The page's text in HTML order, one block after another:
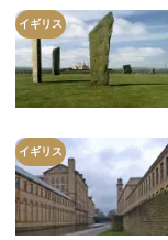
イギリス
イギリス